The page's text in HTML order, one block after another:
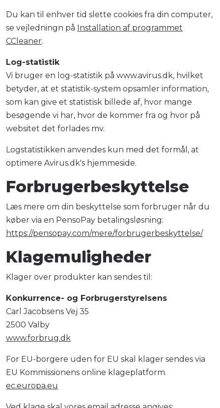
Du kan til enhver tid slette cookies fra din computer,
se vejledningn på Installation af programmet
CCleaner.
Log-statistik
Vi bruger en log-statistik på www.avirus.dk, hvilket
betyder, at et statistik-system opsamler information,
som kan give et statistisk billede af, hvor mange
besøgende vi har, hvor de kommer fra og hvor på
websitet det forlades mv.
Logstatistikken anvendes kun med det formål, at
optimere Avirus.dk's hjemmeside.
Forbrugerbeskyttelse
Læs mere om din beskyttelse som forbruger når du
køber via en PensoPay betalingsløsning:
https://pensopay.com/mere/forbrugerbeskyttelse/
Klagemuligheder
Klager over produkter kan sendes til:
Konkurrence- og Forbrugerstyrelsens
Carl Jacobsens Vej 35
2500 Valby
www.forbrug.dk
For EU-borgere uden for EU skal klager sendes via
EU Kommissionens online klageplatform.
ec.europa.eu